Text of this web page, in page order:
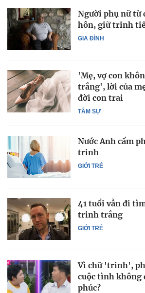
GIA ĐÌNH
Người phụ nữ từ
hôn, giữ trinh
TÂM SỰ
'Mẹ, vợ con
trắng', lời của
đời con trai
GIỚI TRẺ
Nước Anh cấm
trinh
GIỚI TRẺ
41 tuổi vẫn đi
trinh trắng
Vì chữ 'trinh',
cuộc tình không
phúc?